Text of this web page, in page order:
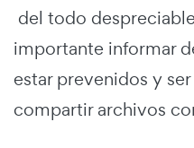
del todo
importante informar
estar prevenidos y
compartir archivos